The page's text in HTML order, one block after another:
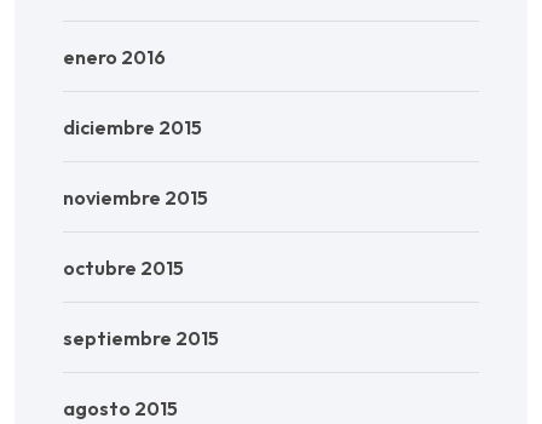
enero 2016
diciembre 2015
noviembre 2015
octubre 2015
septiembre 2015
agosto 2015